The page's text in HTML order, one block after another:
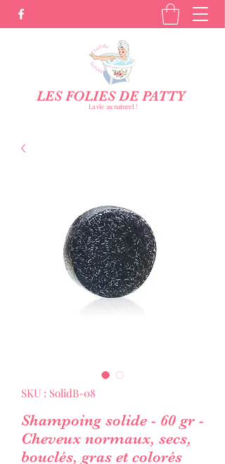
LES FOLIES DE PATTY
La vie au naturel !
SKU : SolidB-08
Shampoing solide - 60 gr -
Cheveux normaux, secs,
bouclés, gras et colorés